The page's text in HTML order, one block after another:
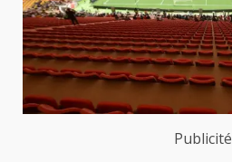
Publicité